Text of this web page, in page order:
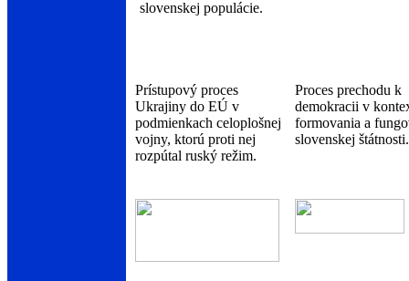
slovenskej populácie.
Prístupový proces
Ukrajiny do EÚ v
podmienkach celoplošnej
vojny, ktorú proti nej
rozpútal ruský režim.
Proces prechodu k
demokracii v
formovania a
slovenskej štátnosti.